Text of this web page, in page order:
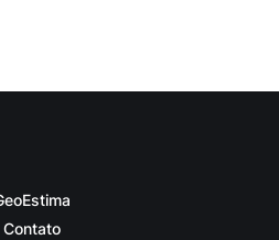
Contato